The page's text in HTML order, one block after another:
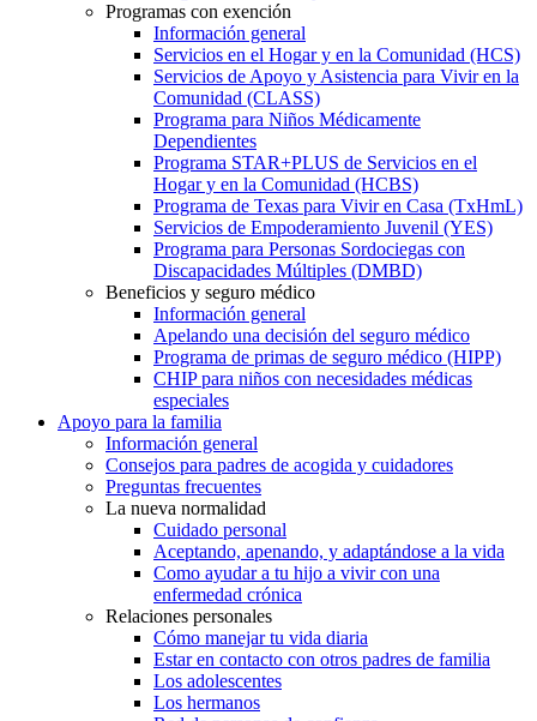
Programas con exención
Información general
Servicios en el Hogar y en la Comunidad (HCS)
Servicios de Apoyo y Asistencia para Vivir en la
Comunidad (CLASS)
Programa para Niños Médicamente
Dependientes
Programa STAR+PLUS de Servicios en el
Hogar y en la Comunidad (HCBS)
Programa de Texas para Vivir en Casa (TxHmL)
Servicios de Empoderamiento Juvenil (YES)
Programa para Personas Sordociegas con
Discapacidades Múltiples (DMBD)
Beneficios y seguro médico
Información general
Apelando una decisión del seguro médico
Programa de primas de seguro médico (HIPP)
CHIP para niños con necesidades médicas
especiales
Apoyo para la familia
Información general
Consejos para padres de acogida y cuidadores
Preguntas frecuentes
La nueva normalidad
Cuidado personal
Aceptando, apenando, y adaptándose a la vida
Como ayudar a tu hijo a vivir con una
enfermedad crónica
Relaciones personales
Cómo manejar tu vida diaria
Estar en contacto con otros padres de familia
Los adolescentes
Los hermanos